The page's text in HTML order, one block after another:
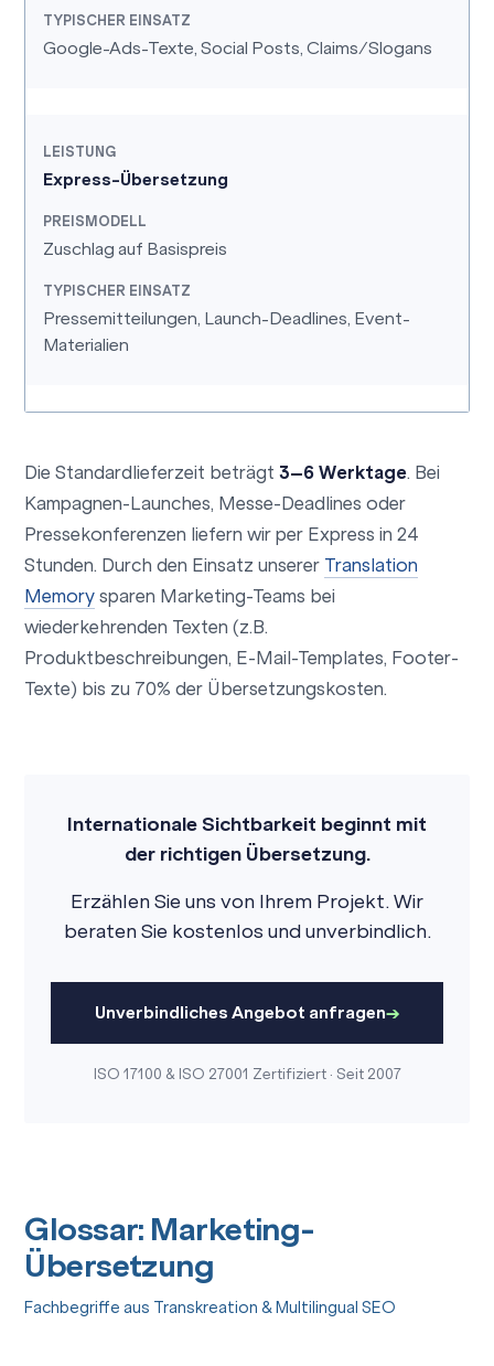
Google-Ads-Texte, Social Posts, Claims/Slogans
Express-Übersetzung
Zuschlag auf Basispreis
Pressemitteilungen, Launch-Deadlines, Event-
Materialien
Die Standardlieferzeit beträgt3–6 Werktage. Bei
Kampagnen-Launches, Messe-Deadlines oder
Pressekonferenzen liefern wir per Express in 24
Stunden. Durch den Einsatz unserer Translation
Memory sparen Marketing-Teams bei
wiederkehrenden Texten (z.B.
Produktbeschreibungen, E-Mail-Templates, Footer-
Texte) bis zu 70% der Übersetzungskosten.
Internationale Sichtbarkeit beginnt mit
der richtigen Übersetzung.
Erzählen Sie uns von Ihrem Projekt. Wir
beraten Sie kostenlos und unverbindlich.
Unverbindliches Angebot anfragen
ISO 17100 & ISO 27001 Zertifiziert · Seit 2007
Glossar: Marketing-
Übersetzung
Fachbegriffe aus Transkreation & Multilingual SEO